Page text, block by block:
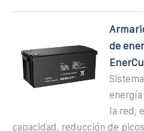
de
la red,
capacidad, reducción de